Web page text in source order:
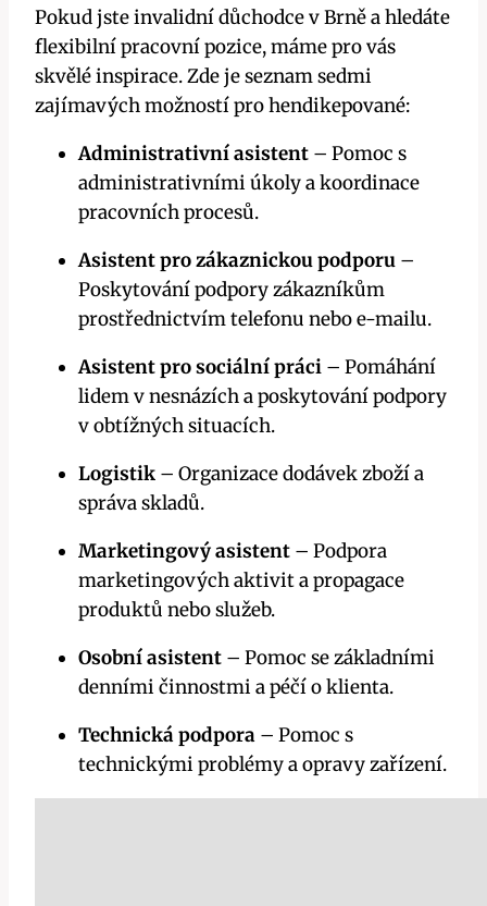
Pokud jste invalidní důchodce v Brně a hledáte
flexibilní pracovní pozice, máme pro vás
skvělé inspirace. Zde je seznam sedmi
zajímavých možností pro hendikepované:
Administrativní asistent – Pomoc s
administrativními úkoly a koordinace
pracovních procesů.
Asistent pro zákaznickou podporu –
Poskytování podpory zákazníkům
prostřednictvím telefonu nebo e-mailu.
Asistent pro sociální práci – Pomáhání
lidem v nesnázích a poskytování podpory
v obtížných situacích.
Logistik – Organizace dodávek zboží a
správa skladů.
Marketingový asistent – Podpora
marketingových aktivit a propagace
produktů nebo služeb.
Osobní asistent – Pomoc se základními
denními činnostmi a péčí o klienta.
Technická podpora – Pomoc s
technickými problémy a opravy zařízení.